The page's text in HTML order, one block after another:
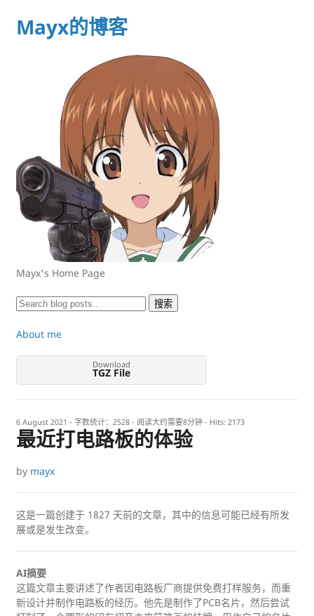
Mayx的博客
Mayx's Home Page
About me
Download
TGZ File
6 August 2021 - 字数统计：2528 - 阅读大约需要8分钟 - Hits: 2173
最近打电路板的体验
by mayx
这是一篇创建于 1827 天前的文章，其中的信息可能已经有所发
展或是发生改变。
AI摘要
这篇文章主要讲述了作者因电路板厂商提供免费打样服务，而重
新设计并制作电路板的经历。他先是制作了PCB名片，然后尝试